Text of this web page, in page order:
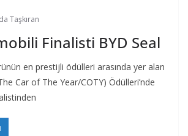
Taşkıran
Finalisti BYD Seal
en prestijli ödülleri arasında yer alan
Car of The Year/COTY) Ödülleri’nde